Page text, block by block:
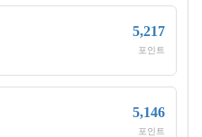
5,217
포인트
5,146
포인트